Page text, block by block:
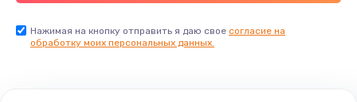
Нажимая на кнопку отправить я даю свое согласие на
обработку моих персональных данных.